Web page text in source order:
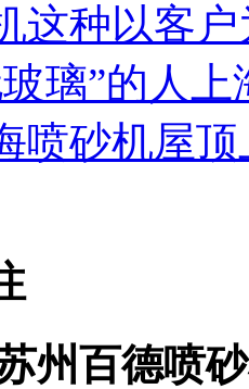
这种以客
璃”的人上
喷砂机屋
州百德喷